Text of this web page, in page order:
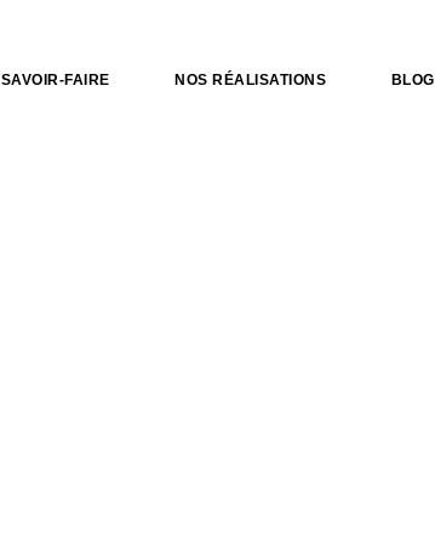
SAVOIR-FAIRE NOS RÉALISATIONS BLOG